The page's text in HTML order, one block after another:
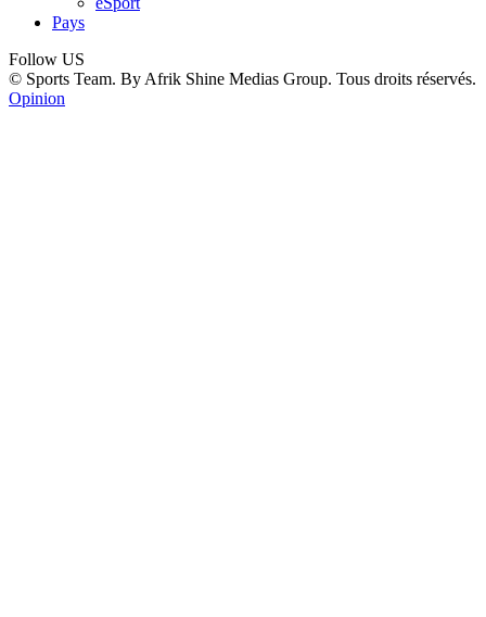
Pays
Follow US
© Sports Team. By Afrik Shine Medias Group. Tous droits réservés.
Opinion